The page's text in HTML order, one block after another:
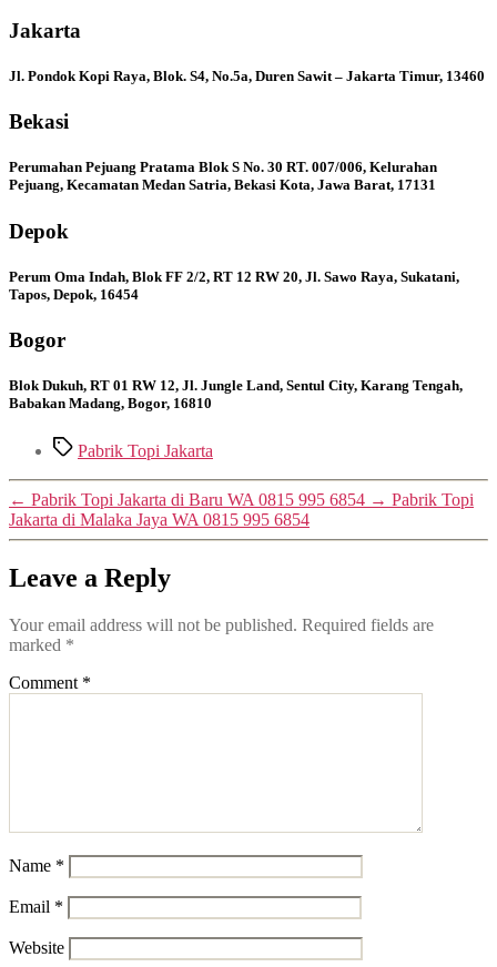
Jakarta
Jl. Pondok Kopi Raya, Blok. S4, No.5a, Duren Sawit – Jakarta Timur, 13460
Bekasi
Perumahan Pejuang Pratama Blok S No. 30 RT. 007/006, Kelurahan
Pejuang, Kecamatan Medan Satria, Bekasi Kota, Jawa Barat, 17131
Depok
Perum Oma Indah, Blok FF 2/2, RT 12 RW 20, Jl. Sawo Raya, Sukatani,
Tapos, Depok, 16454
Bogor
Blok Dukuh, RT 01 RW 12, Jl. Jungle Land, Sentul City, Karang Tengah,
Babakan Madang, Bogor, 16810
TagsPabrik Topi Jakarta
← Pabrik Topi Jakarta di Baru WA 0815 995 6854 → Pabrik Topi
Jakarta di Malaka Jaya WA 0815 995 6854
Leave a Reply
Your email address will not be published. Required fields are
marked *
Comment *
Name *
Email *
Website